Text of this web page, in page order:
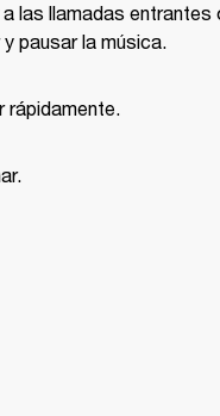
las llamadas entrantes
pausar la música.
rápidamente.